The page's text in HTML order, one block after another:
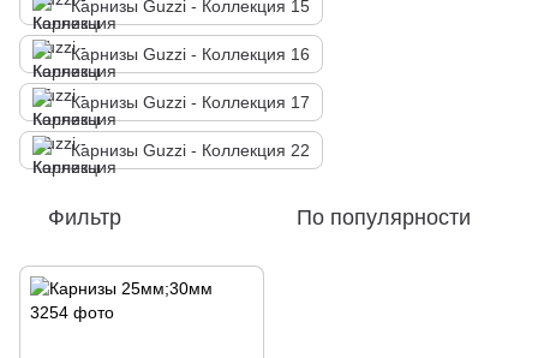
Карнизы Guzzi - Коллекция 15
Карнизы Guzzi - Коллекция 16
Карнизы Guzzi - Коллекция 17
Карнизы Guzzi - Коллекция 22
Фильтр По популярности